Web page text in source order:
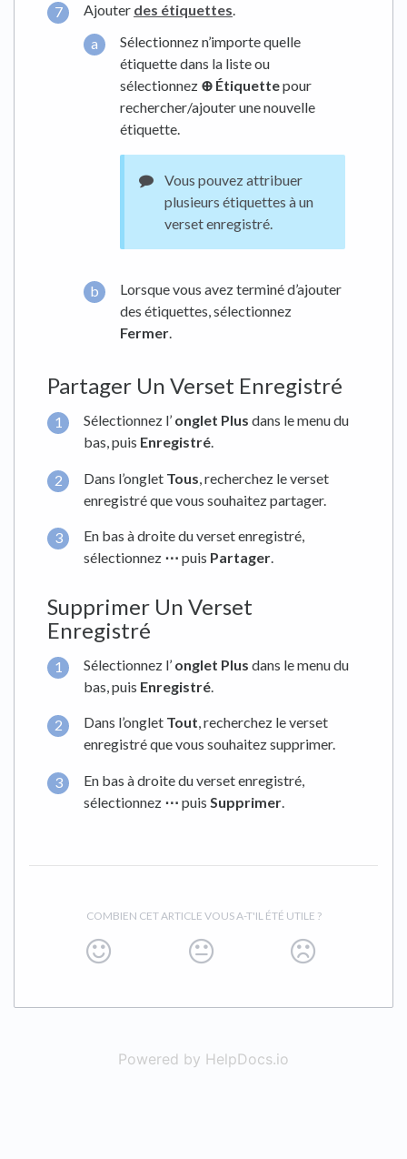
Ajouter des étiquettes.
Sélectionnez n’importe quelle
étiquette dans la liste ou
sélectionnez ⊕ Étiquettepour
rechercher/ajouter une nouvelle
étiquette.
Vous pouvez attribuer
plusieurs étiquettes à un
verset enregistré.
Lorsque vous avez terminé d’ajouter
des étiquettes, sélectionnez
Fermer
Partager Un Verset Enregistré
Sélectionnez l’ onglet Plus dans le menu du
bas, puis Enregistré.
Dans l’onglet Tous , recherchez le verset
enregistré que vous souhaitez partager.
En bas à droite du verset enregistré,
sélectionnez ⋯ puis Partager.
Supprimer Un Verset
Enregistré
Sélectionnez l’ onglet Plus dans le menu du
bas, puis Enregistré
Dans l’onglet Tout, recherchez le verset
enregistré que vous souhaitez supprimer.
En bas à droite du verset enregistré,
sélectionnez ⋯ puis Supprimer.
COMBIEN CET ARTICLE VOUS A-T'IL ÉTÉ UTILE ?
Powered by HelpDocs.io